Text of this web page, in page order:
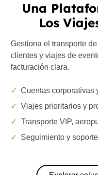
Una
Los
Gestiona el transporte
clientes y viajes de
facturación clara.
✓
Cuentas corporativas
✓
Viajes prioritarios y
✓
Transporte VIP,
✓
Seguimiento y